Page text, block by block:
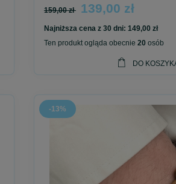
159,00 zł 139,00 zł
Najniższa cena z 30 dni: 149,00 zł
Ten produkt ogląda obecnie 20 osób
DO
-13%